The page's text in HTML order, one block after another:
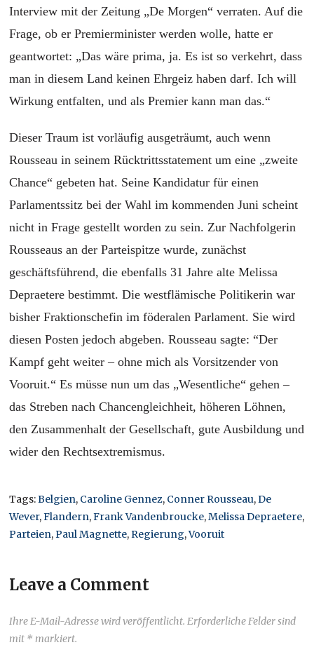
Interview mit der Zeitung „De Morgen“ verraten. Auf die
Frage, ob er Premierminister werden wolle, hatte er
geantwortet: „Das wäre prima, ja. Es ist so verkehrt, dass
man in diesem Land keinen Ehrgeiz haben darf. Ich will
Wirkung entfalten, und als Premier kann man das.“
Dieser Traum ist vorläufig ausgeträumt, auch wenn
Rousseau in seinem Rücktrittsstatement um eine „zweite
Chance“ gebeten hat. Seine Kandidatur für einen
Parlamentssitz bei der Wahl im kommenden Juni scheint
nicht in Frage gestellt worden zu sein. Zur Nachfolgerin
Rousseaus an der Parteispitze wurde, zunächst
geschäftsführend, die ebenfalls 31 Jahre alte Melissa
Depraetere bestimmt. Die westflämische Politikerin war
bisher Fraktionschefin im föderalen Parlament. Sie wird
diesen Posten jedoch abgeben. Rousseau sagte: “Der
Kampf geht weiter – ohne mich als Vorsitzender von
Vooruit.“ Es müsse nun um das „Wesentliche“ gehen –
das Streben nach Chancengleichheit, höheren Löhnen,
den Zusammenhalt der Gesellschaft, gute Ausbildung und
wider den Rechtsextremismus.
Tags:Belgien, Caroline Gennez, Conner Rousseau,De
Wever,Flandern,Frank Vandenbroucke,Melissa Depraetere,
Parteien,Paul Magnette,Regierung,Vooruit
Leave a Comment
Ihre E-Mail-Adresse wird veröffentlicht. Erforderliche Felder sind
mit * markiert.